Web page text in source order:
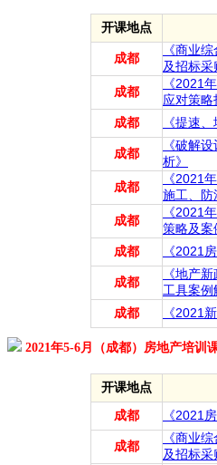
开课地点
成都
《商业
及招标采
成都
《2021
应对策略
成都
《提速
成都
《破解
析》
成都
《2021
施工、防
成都
《2021
策略及案
成都
《2021
成都
《地产
工具案例
成都
《2021
2021年5-6月（成都）房地产培训
开课地点
成都 《2021
成都
《商业
及招标采